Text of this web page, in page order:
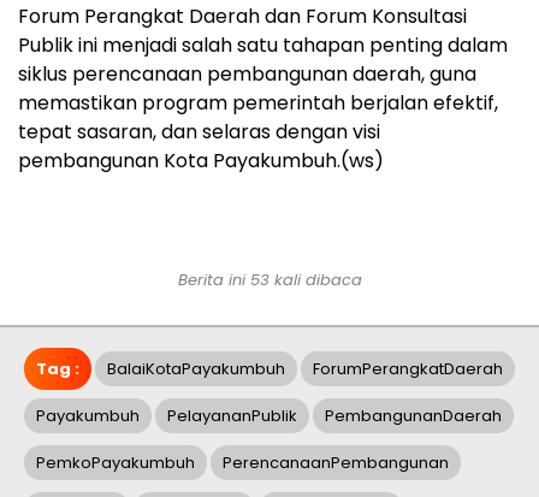
Forum Perangkat Daerah dan Forum Konsultasi
Publik ini menjadi salah satu tahapan penting dalam
siklus perencanaan pembangunan daerah, guna
memastikan program pemerintah berjalan efektif,
tepat sasaran, dan selaras dengan visi
pembangunan Kota Payakumbuh.(ws)
Berita ini 53 kali dibaca
Tag : BalaiKotaPayakumbuh ForumPerangkatDaerah
Payakumbuh PelayananPublik PembangunanDaerah
PemkoPayakumbuh PerencanaanPembangunan